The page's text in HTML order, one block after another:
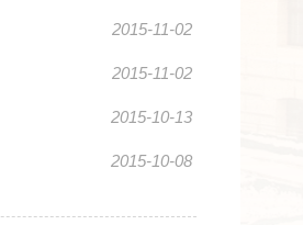
2015-11-02
2015-11-02
2015-10-13
2015-10-08